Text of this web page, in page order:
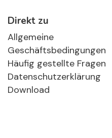
Direkt zu
Allgemeine
Geschäftsbedingungen
Häufig gestellte Fragen
Datenschutzerklärung
Download